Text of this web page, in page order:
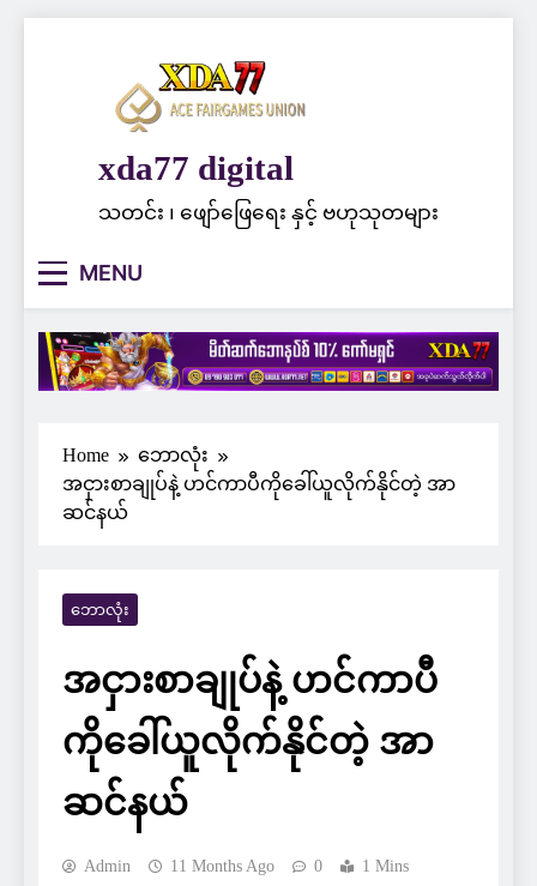
xda77 digital
သတင်း ၊ ဖျော်ဖြေရေး နှင့် ဗဟုသုတများ
MENU
Home
ဘောလုံး
အငှားစာချုပ်နဲ့ ဟင်ကာပီကိုခေါ်ယူလိုက်နိုင်တဲ့ အာ
ဆင်နယ်
ဘောလုံး
အငှားစာချုပ်နဲ့ ဟင်ကာပီ
ကိုခေါ်ယူလိုက်နိုင်တဲ့ အာ
ဆင်နယ်
Admin 11 Months Ago 0 1 Mins